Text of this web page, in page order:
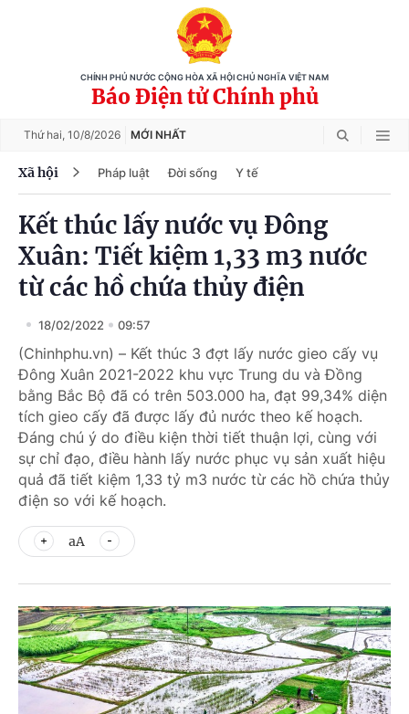
CHÍNH PHỦ NƯỚC CỘNG HÒA XÃ HỘI CHỦ NGHĨA VIỆT NAM
Báo Điện tử Chính phủ
Thứ hai, 10/8/2026 MỚI NHẤT
Xã hội Pháp luật Đời sống Y tế
Kết thúc lấy nước vụ Đông
Xuân: Tiết kiệm 1,33 m3 nước
từ các hồ chứa thủy điện
18/02/2022 09:57
(Chinhphu.vn) – Kết thúc 3 đợt lấy nước gieo cấy vụ
Đông Xuân 2021-2022 khu vực Trung du và Đồng
bằng Bắc Bộ đã có trên 503.000 ha, đạt 99,34% diện
tích gieo cấy đã được lấy đủ nước theo kế hoạch.
Đáng chú ý do điều kiện thời tiết thuận lợi, cùng với
sự chỉ đạo, điều hành lấy nước phục vụ sản xuất hiệu
quả đã tiết kiệm 1,33 tỷ m3 nước từ các hồ chứa thủy
điện so với kế hoạch.
aA